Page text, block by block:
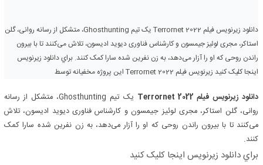
دانلود زیرنویس فیلم Terrornet 2022 یک تیم Ghosthunting، متشکل از رسانه روانی، گلن
استاکر، مجری لوئیز جیمسون و کارشناس فناوری دیوید ادیسون، تلاش می‌کنند تا با بیرون
راندن روحی که او را آزار می‌دهد، به زن نفرین شده سارا کمک کنند. براي دانلود زيرنويس
اينجا کليک کنيد زیرنویس فیلم Terrornet 2022 این پروژه مخفیانه توسط
دانلود زیرنویس فیلم Terrornet 2022
یک تیم Ghosthunting، متشکل از رسانه
روانی، گلن استاکر، مجری لوئیز جیمسون و کارشناس فناوری دیوید ادیسون، تلاش
می‌کنند تا با بیرون راندن روحی که او را آزار می‌دهد، به زن نفرین شده سارا کمک
کنند.
براي دانلود زيرنويس اينجا کليک کنيد